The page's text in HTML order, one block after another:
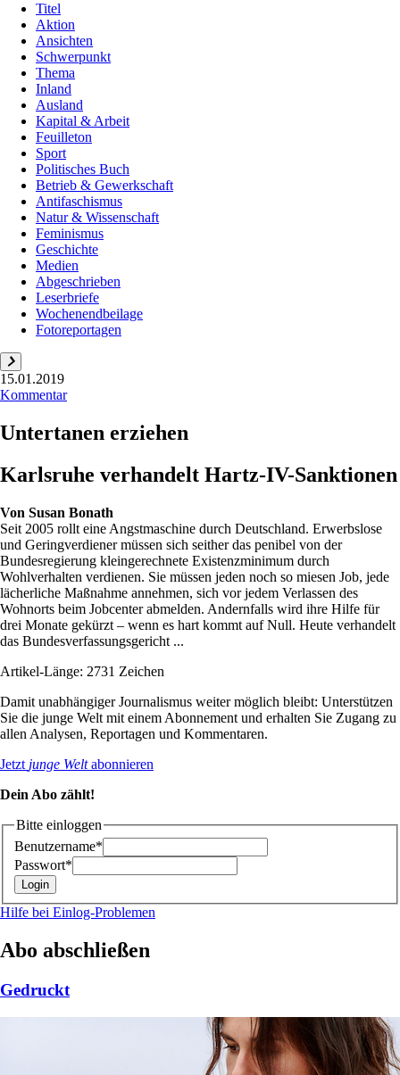
Titel
Aktion
Ansichten
Schwerpunkt
Thema
Inland
Ausland
Kapital & Arbeit
Feuilleton
Sport
Politisches Buch
Betrieb & Gewerkschaft
Antifaschismus
Natur & Wissenschaft
Feminismus
Geschichte
Medien
Abgeschrieben
Leserbriefe
Wochenendbeilage
Fotoreportagen
15.01.2019
Kommentar
Untertanen erziehen
Karlsruhe verhandelt Hartz-IV-Sanktionen
Von Susan Bonath
Seit 2005 rollt eine Angstmaschine durch Deutschland. Erwerbslose
und Geringverdiener müssen sich seither das penibel von der
Bundesregierung kleingerechnete Existenzminimum durch
Wohlverhalten verdienen. Sie müssen jeden noch so miesen Job, jede
lächerliche Maßnahme annehmen, sich vor jedem Verlassen des
Wohnorts beim Jobcenter abmelden. Andernfalls wird ihre Hilfe für
drei Monate gekürzt – wenn es hart kommt auf Null. Heute verhandelt
das Bundesverfassungsgericht ...
Artikel-Länge: 2731 Zeichen
Damit unabhängiger Journalismus weiter möglich bleibt: Unterstützen
Sie die junge Welt mit einem Abonnement und erhalten Sie Zugang zu
allen Analysen, Reportagen und Kommentaren.
Jetzt junge Weltabonnieren
Dein Abo zählt!
Bitte einloggen
Benutzername*
Passwort*
Hilfe bei Einlog-Problemen
Abo abschließen
Gedruckt